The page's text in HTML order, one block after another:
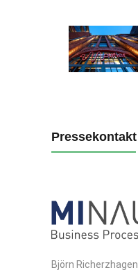
Pressekontakt
Björn Richerzhagen